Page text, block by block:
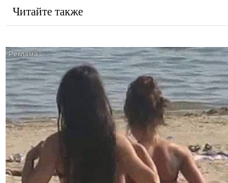
Читайте также